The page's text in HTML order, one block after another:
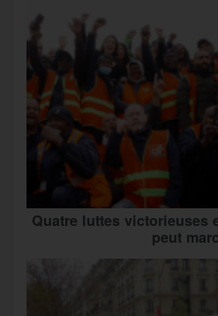
Quatre luttes victorieuses
peut